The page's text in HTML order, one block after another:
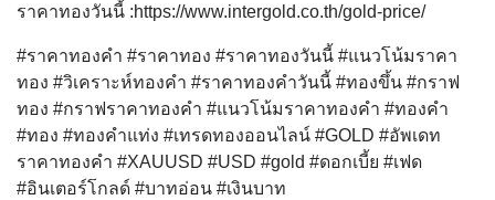
ราคาทองวันนี้ :https://www.intergold.co.th/gold-price/
#ราคาทองคำ #ราคาทอง #ราคาทองวันนี้ #แนวโน้มราคา
ทอง #วิเคราะห์ทองคำ #ราคาทองคำวันนี้ #ทองขึ้น #กราฟ
ทอง #กราฟราคาทองคำ #แนวโน้มราคาทองคำ #ทองคำ
#ทอง #ทองคำแท่ง #เทรดทองออนไลน์ #GOLD #อัพเดท
ราคาทองคำ #XAUUSD #USD #gold #ดอกเบี้ย #เฟด
#อินเตอร์โกลด์ #บาทอ่อน #เงินบาท